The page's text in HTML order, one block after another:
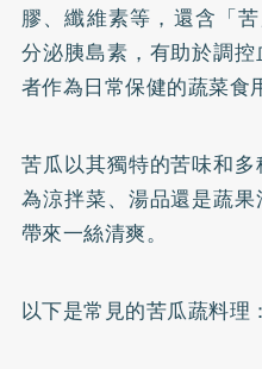
膠、纖維素等，還含「
分泌胰島素，有助於調
者作為日常保健的蔬菜食
苦瓜以其獨特的苦味和
為涼拌菜、湯品還是蔬
帶來一絲清爽。
以下是常見的苦瓜蔬料理：